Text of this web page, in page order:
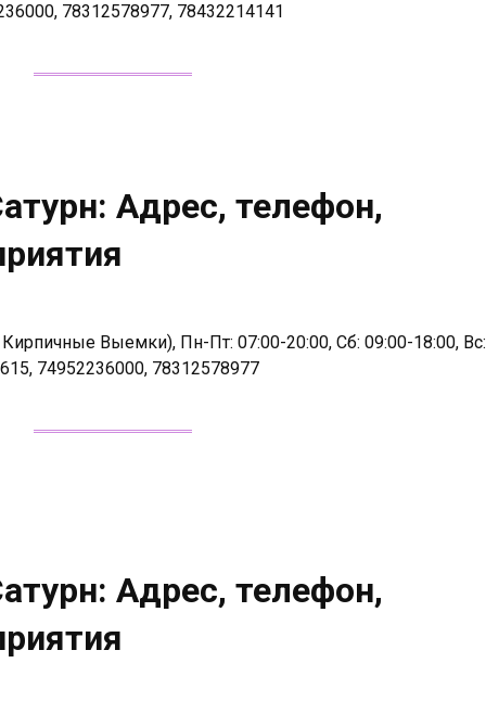
78312578977, 78432214141
Адрес, телефон,
Выемки), Пн-Пт: 07:00-20:00, Сб: 09:00-18:00, Вс:
74952236000, 78312578977
Адрес, телефон,